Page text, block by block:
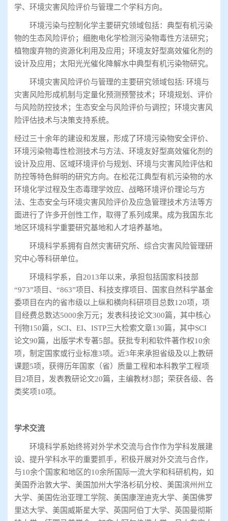
学、环境灾害风险评价与管理二个学科方向。
环境污染与控制化学主要研究领域包括：典型有机污染
物的生态风险评价；细胞电化学检测污染物毒性方法研究；
植物废弃物的资源化利用及应用；环境友好型高效催化剂的
设计及应用；太阳光光催化降解水中典型有机污染物研究。
环境灾害风险评价与管理的主要研究领域包括: 环境与
灾害风险形成机制与定量化预测预警技术；环境规划、评价
与风险防控技术；生态安全与风险评价与调控；环境灾害风
险评估技术与决策支持系统。
经过三十余年的建设和发展，形成了环境污染物安全评价、
环境污染物毒性检测技术与方法、环境友好型高效催化剂的
设计及应用、区域环境评价与规划、环境与灾害风险评估和
防控等特色鲜明的研究方向。在松花江典型有机污染物的水
环境化学过程及生态毒理学效应、战略环境评价理论与方
法、生态安全与环境灾害风险评价及应急管理技术方法等方
面进行了许多开创性工作，取得了系列成果。成为我国东北
地区环境科学重要研究基地和人才培养基地。
环境科学系拥有自然灾害研究所、综合灾害风险管理研
究中心等科研单位。
环境科学系，自2013年以来，承担包括国家科技部
“973”项目、“863”项目、科技支撑项目、国家自然科学基金
委项目在内的省市级以上纵和横向科研项目总数120项，项
目经费总数达5000余万元；发表科技论文300篇，其中核心
刊物150篇，SCI、EI、ISTP三大检索文章130篇，其中SCI
论文90篇，出版学术专著5部。获批专利和软件著作权10余
项，制定国家或行业标准3项。近3年来承担省级及以上教研
课题5项，获得历年国家（省）质量工程和本科教学工程项
目2项目，发表教研论文20篇，主编教材3部；荣获各级、各
类奖项10项。
学术交流
环境科学系始终将对外学术交流与合作作为学科发展建
设、提升学科水平的重要抓手，积极开展对外交流与合作，
与10余个国家和地区的10余所国际一流大学和科研机构，如
美国乔治敦大学、美国加州大学洛杉矶分校、美国滨州州立
大学、美国佐治亚理工学院、美国康涅迪克大学、美国佛罗
里达大学、美国威斯星大学、英国阿伯丁大学、英国曼彻斯